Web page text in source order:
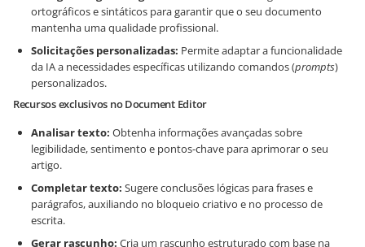
ortográficos e sintáticos para garantir que o seu documento
mantenha uma qualidade profissional.
Solicitações personalizadas: Permite adaptar a funcionalidade
da IA a necessidades específicas utilizando comandos (prompts)
personalizados.
Recursos exclusivos no Document Editor
Analisar texto: Obtenha informações avançadas sobre
legibilidade, sentimento e pontos-chave para aprimorar o seu
artigo.
Completar texto: Sugere conclusões lógicas para frases e
parágrafos, auxiliando no bloqueio criativo e no processo de
escrita.
Gerar rascunho: Cria um rascunho estruturado com base na